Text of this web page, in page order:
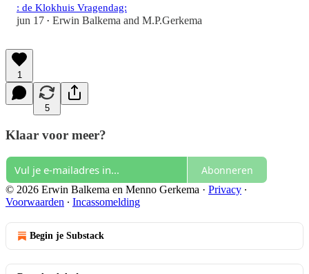
: de Klokhuis Vragendag:
jun 17 • Erwin Balkema and M.P.Gerkema
1
5
Klaar voor meer?
Abonneren
© 2026 Erwin Balkema en Menno Gerkema · Privacy ∙
Voorwaarden ∙ Incassomelding
Begin je Substack